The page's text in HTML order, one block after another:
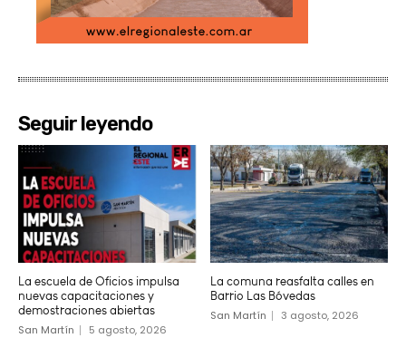
Seguir leyendo
La escuela de Oficios impulsa
nuevas capacitaciones y
demostraciones abiertas
San Martín 5 agosto, 2026
La comuna reasfalta calles en
Barrio Las Bóvedas
San Martín 3 agosto, 2026